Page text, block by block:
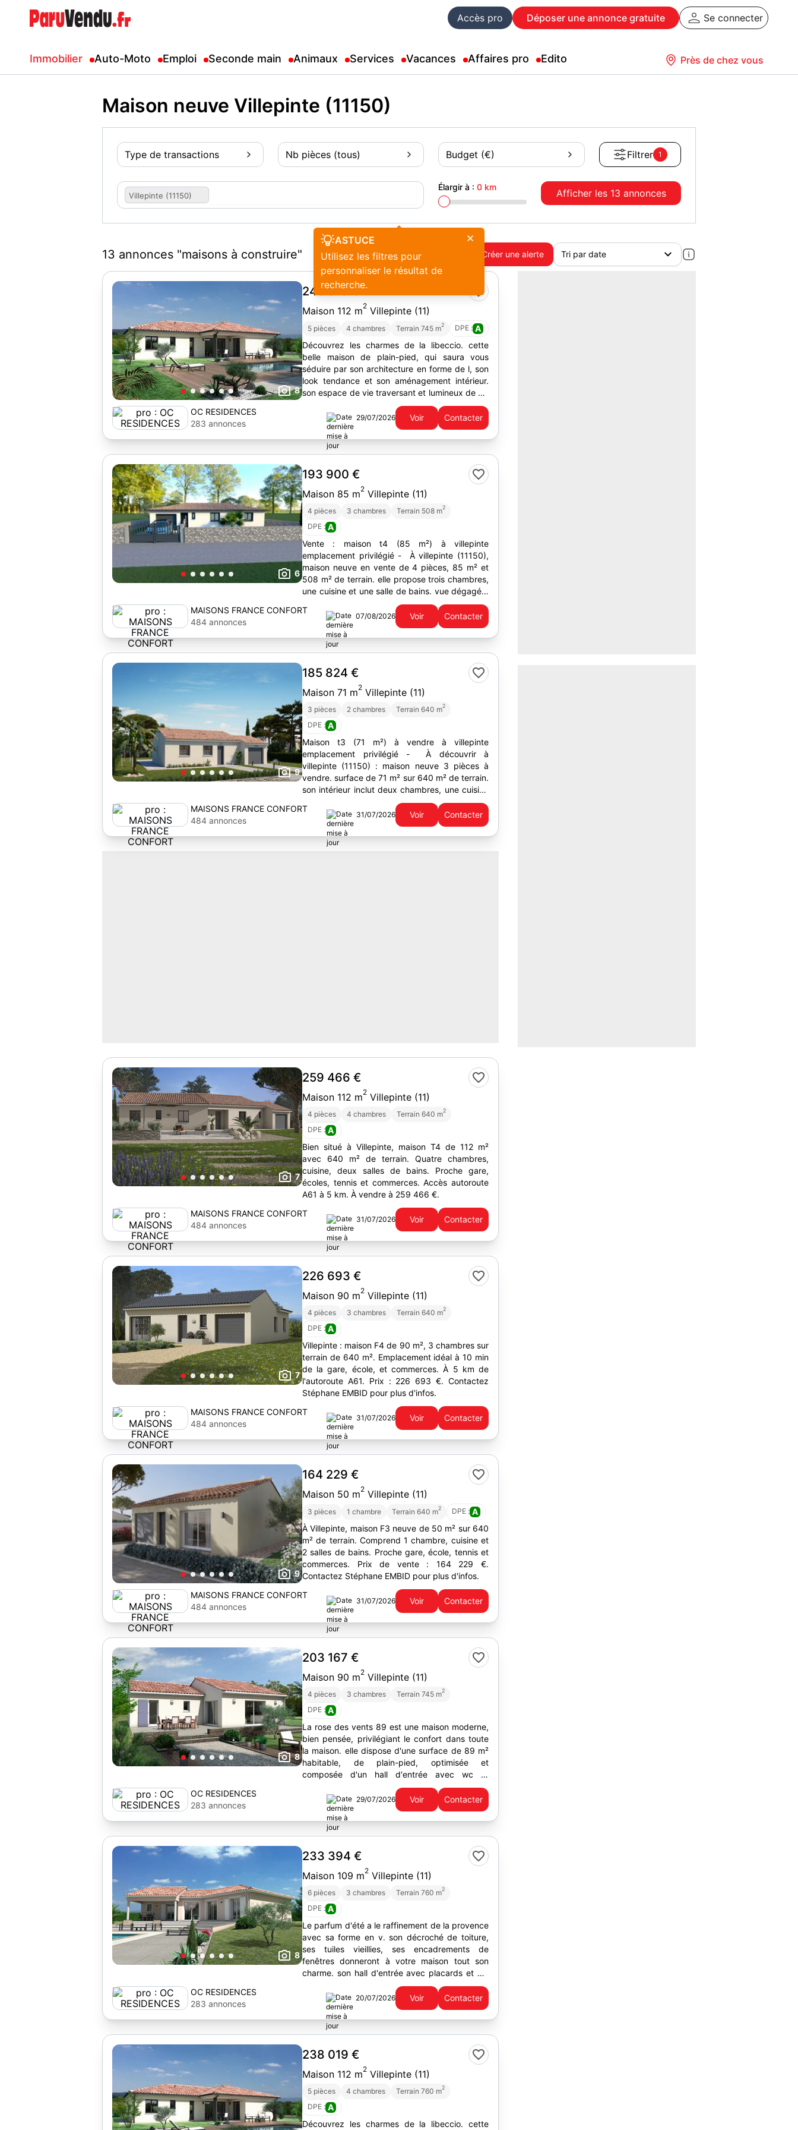
Accès pro Déposer une annonce gratuite Se connecter
Immobilier Auto-Moto Emploi Seconde main Animaux Services Vacances Affaires pro Edito Près de chez vous
Maison neuve Villepinte (11150)
Type de transactions Nb pièces (tous) Budget (€) Filtrer 1
Villepinte (11150)
Élargir à :0 km
Afficher les 13 annonces
ASTUCE
Utilisez les filtres pour
personnaliser le résultat de
recherche.
13 annonces "maisons à construire" Créer une alerte
8
243 019 €
Maison 112 m2 Villepinte (11)
5 pièces 4 chambres Terrain 745 m2 DPE : A
Découvrez les charmes de la libeccio. cette
belle maison de plain-pied, qui saura vous
séduire par son architecture en forme de l, son
look tendance et son aménagement intérieur.
son espace de vie traversant et lumineux de 48
OC RESIDENCES
283 annonces
29/07/2026 Voir Contacter
6
193 900 €
Maison 85 m2 Villepinte (11)
4 pièces 3 chambres Terrain 508 m2
DPE : A
Vente : maison t4 (85 m²) à villepinte
emplacement privilégié - À villepinte (11150),
maison neuve en vente de 4 pièces, 85 m² et
508 m² de terrain. elle propose trois chambres,
une cuisine et une salle de bains. vue dégagée.
MAISONS FRANCE CONFORT
484 annonces
07/08/2026 Voir Contacter
9
185 824 €
Maison 71 m2 Villepinte (11)
3 pièces 2 chambres Terrain 640 m2
DPE : A
Maison t3 (71 m²) à vendre à villepinte
emplacement privilégié - À découvrir à
villepinte (11150) : maison neuve 3 pièces à
vendre. surface de 71 m² sur 640 m² de terrain.
son intérieur inclut deux chambres, une cuisine
MAISONS FRANCE CONFORT
484 annonces
31/07/2026 Voir Contacter
7
259 466 €
Maison 112 m2 Villepinte (11)
4 pièces 4 chambres Terrain 640 m2
DPE : A
Bien situé à Villepinte, maison T4 de 112 m²
avec 640 m² de terrain. Quatre chambres,
cuisine, deux salles de bains. Proche gare,
écoles, tennis et commerces. Accès autoroute
A61 à 5 km. À vendre à 259 466 €.
MAISONS FRANCE CONFORT
484 annonces
31/07/2026 Voir Contacter
7
226 693 €
Maison 90 m2 Villepinte (11)
4 pièces 3 chambres Terrain 640 m2
DPE : A
Villepinte : maison F4 de 90 m², 3 chambres sur
terrain de 640 m². Emplacement idéal à 10 min
de la gare, école, et commerces. À 5 km de
l'autoroute A61. Prix : 226 693 €. Contactez
Stéphane EMBID pour plus d'infos.
MAISONS FRANCE CONFORT
484 annonces
31/07/2026 Voir Contacter
9
164 229 €
Maison 50 m2 Villepinte (11)
3 pièces 1 chambre Terrain 640 m2 DPE : A
À Villepinte, maison F3 neuve de 50 m² sur 640
m² de terrain. Comprend 1 chambre, cuisine et
2 salles de bains. Proche gare, école, tennis et
commerces. Prix de vente : 164 229 €.
Contactez Stéphane EMBID pour plus d'infos.
MAISONS FRANCE CONFORT
484 annonces
31/07/2026 Voir Contacter
8
203 167 €
Maison 90 m2 Villepinte (11)
4 pièces 3 chambres Terrain 745 m2
DPE : A
La rose des vents 89 est une maison moderne,
bien pensée, privilégiant le confort dans toute
la maison. elle dispose d'une surface de 89 m²
habitable, de plain-pied, optimisée et
composée d'un hall d'entrée avec wc et
placards, d'un salon séjour...
OC RESIDENCES
283 annonces
29/07/2026 Voir Contacter
8
233 394 €
Maison 109 m2 Villepinte (11)
6 pièces 3 chambres Terrain 760 m2
DPE : A
Le parfum d'été a le raffinement de la provence
avec sa forme en v. son décroché de toiture,
ses tuiles vieillies, ses encadrements de
fenêtres donneront à votre maison tout son
charme. son hall d'entrée avec placards et wc
OC RESIDENCES
283 annonces
20/07/2026 Voir Contacter
238 019 €
Maison 112 m2 Villepinte (11)
5 pièces 4 chambres Terrain 760 m2
DPE : A
Découvrez les charmes de la libeccio. cette